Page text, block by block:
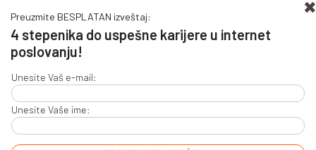
Preuzmite BESPLATAN izveštaj:
4 stepenika do uspešne karijere u internet
poslovanju!
Unesite Vaš e-mail:
Unesite Vaše ime:
+381 (0)11 7856 156
E-COMMERCE & SALES
ONLINE ADVERTISING
E-BUSINESS & E-MARKETING